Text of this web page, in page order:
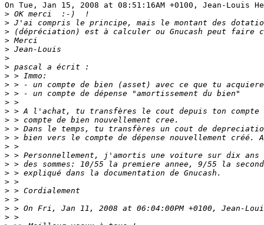
On Tue, Jan 15, 2008 at 08:51:16AM +0100, Jean-Louis
>
>
>
>
>
>
>
>
>
>
>
>
>
>
>
>
>
>
>
>
>
>
>
>